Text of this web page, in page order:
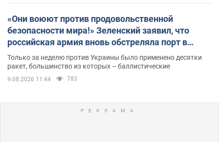
«Они воюют против продовольственной
безопасности мира!» Зеленский заявил, что
российская армия вновь обстреляла порт в
Одессе
Только за неделю против Украины было применено десятки
ракет, большинство из которых – баллистические
9.08.2026 11:44 783